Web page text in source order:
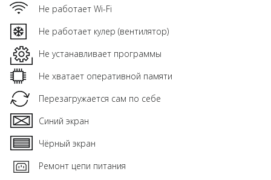
Не работает Wi-Fi
Не работает кулер (вентилятор)
Не устанавливает программы
Не хватает оперативной памяти
Перезагружается сам по себе
Синий экран
Чёрный экран
Ремонт цепи питания